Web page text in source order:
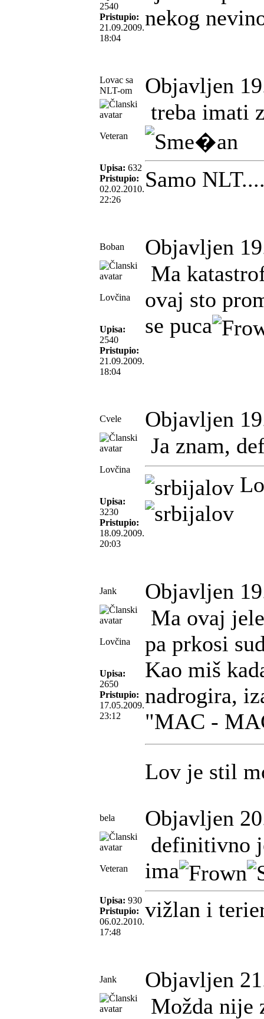
2540
Pristupio:
21.09.2009.
18:04
nekog
Lovac sa
NLT-om
Objavljen
Veteran
Upisa: 632
Pristupio:
02.02.2010.
22:26
treba imati
Samo
Boban Objavljen
Lovčina
Upisa:
2540
Pristupio:
21.09.2009.
18:04
Ma
ovaj sto
se puca
Cvele Objavljen
Lovčina
Upisa:
3230
Pristupio:
18.09.2009.
20:03
Ja znam,
Jank Objavljen
Lovčina
Upisa:
2650
Pristupio:
17.05.2009.
23:12
Ma ovaj
pa prkosi
Kao miš
nadrogira,
"MAC -
Lov je stil
bela Objavljen
Veteran
Upisa: 930
Pristupio:
06.02.2010.
17:48
definitivno
ima
vižlan i
Jank Objavljen
Možda nije